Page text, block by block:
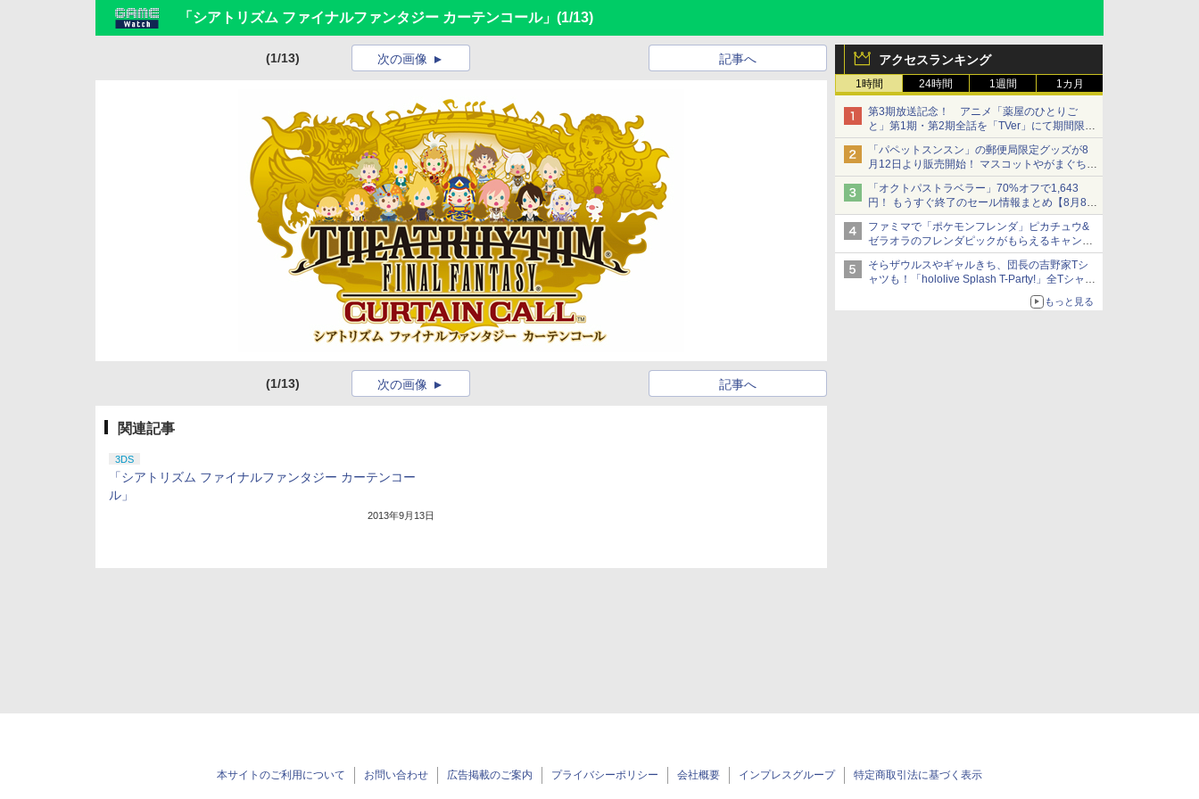
「シアトリズム ファイナルファンタジー カーテンコール」 (1/13)
アクセスランキング
1時間 24時間 1週間 1カ月
第3期放送記念！ アニメ「薬屋のひとりご
と」第1期・第2期全話を「TVer」にて期間限定
で順次無料配信開始
「パペットスンスン」の郵便局限定グッズが8
月12日より販売開始！ マスコットやがまぐち、
レターセットなどが登場
「オクトパストラベラー」70%オフで1,643
円！ もうすぐ終了のセール情報まとめ【8月8日
更新】
ニンテンドーeショップでは「大神 絶景版」が
67%オフで990円
ファミマで「ポケモンフレンダ」ピカチュウ&
ゼラオラのフレンダピックがもらえるキャンペ
ーン開催！
そらザウルスやギャルきち、団長の吉野家Tシ
ャツも！「hololive Splash T-Party!」全Tシャツ
ラインナップ公開＆オンライン販売開始
もっと見る
(1/13) 記事へ
次の画像
(1/13) 記事へ
次の画像
関連記事
3DS
「シアトリズム ファイナルファンタジー カーテンコー
ル」
2013年9月13日
本サイトのご利用について お問い合わせ 広告掲載のご案内 プライバシーポリシー 会社概要 インプレスグループ 特定商取引法に基づく表示